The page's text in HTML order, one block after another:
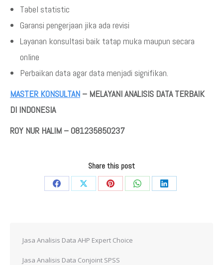
Tabel statistic
Garansi pengerjaan jika ada revisi
Layanan konsultasi baik tatap muka maupun secara
online
Perbaikan data agar data menjadi signifikan.
MASTER KONSULTAN – MELAYANI ANALISIS DATA TERBAIK
DI INDONESIA
ROY NUR HALIM – 081235850237
Share this post
Share
Share
Share
Share
Share
Jasa Analisis Data AHP Expert Choice
Jasa Analisis Data Conjoint SPSS